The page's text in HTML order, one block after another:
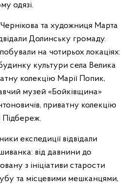
одязі.
та художниця Марта
Долинську громаду.
на чотирьох локаціях:
культури села Велика
колекцію Марії Попик,
музей «Бойківщина»
приватну колекцію
Підбереж.
експедиції відвідали
від давнини до
з ініціативи старости
та місцевими мешканцями,